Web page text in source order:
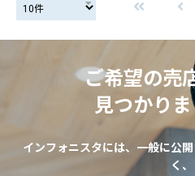
ご希望の売
見つかり
インフォニスタには、一般に公
く、